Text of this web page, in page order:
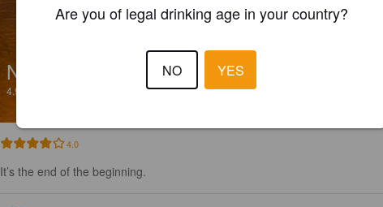
NUITS ROUGES
4.9% Brasserie Orange Duck.
4.0
It’s the end of the beginning.
Are you of legal drinking age in your country?
NO YES